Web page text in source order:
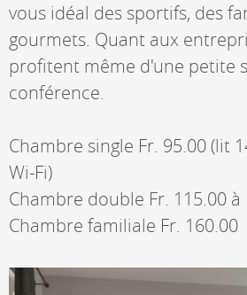
vous idéal des sportifs, des
gourmets. Quant aux
profitent même d'une petite
conférence.
Chambre single Fr. 95.00 (lit
Wi-Fi)
Chambre double Fr. 115.00 à
Chambre familiale Fr. 160.00